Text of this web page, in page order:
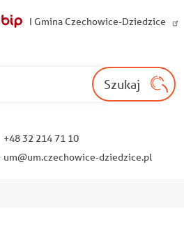
I Gmina Czechowice-Dziedzice
Szukaj
+48 32 214 71 10
um@um.czechowice-dziedzice.pl